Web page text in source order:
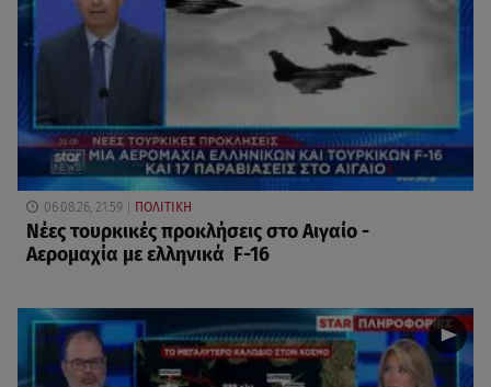
06.08.26, 21:59 ΠΟΛΙΤΙΚΗ
Νέες τουρκικές προκλήσεις στο Αιγαίο -
Αερομαχία με ελληνικά F-16